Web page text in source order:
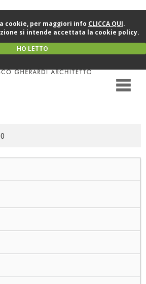
cookie, per maggiori info CLICCA QUI.
si intende accettata la cookie policy.
HO LETTO